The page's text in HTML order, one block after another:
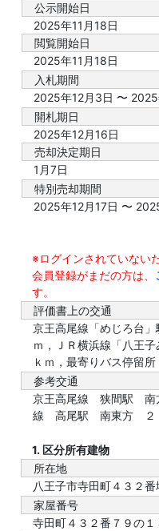
公示開始日
2025年11月18日
閲覧開始日
2025年11月18日
入札期間
2025年12月3日 〜 2025
開札期日
2025年12月16日
売却決定期日
1月7日
特別売却期間
2025年12月17日 〜
※ログインされていない
会員登録がまだの方は、
す。
評価書上の交通
京王高尾線「めじろ台
ｍ，ＪＲ横浜線「八王
ｋｍ，最寄りバス停留
参考交通
京王高尾線 狭間駅 南
線 高尾駅 南東方 ２
1. 区分所有建物
所在地
八王子市寺田町４３２
家屋番号
寺田町４３２番７９の１